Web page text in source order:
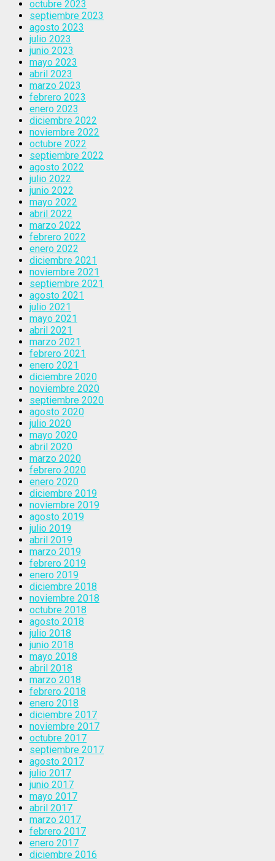
octubre 2023
septiembre 2023
agosto 2023
julio 2023
junio 2023
mayo 2023
abril 2023
marzo 2023
febrero 2023
enero 2023
diciembre 2022
noviembre 2022
octubre 2022
septiembre 2022
agosto 2022
julio 2022
junio 2022
mayo 2022
abril 2022
marzo 2022
febrero 2022
enero 2022
diciembre 2021
noviembre 2021
septiembre 2021
agosto 2021
julio 2021
mayo 2021
abril 2021
marzo 2021
febrero 2021
enero 2021
diciembre 2020
noviembre 2020
septiembre 2020
agosto 2020
julio 2020
mayo 2020
abril 2020
marzo 2020
febrero 2020
enero 2020
diciembre 2019
noviembre 2019
agosto 2019
julio 2019
abril 2019
marzo 2019
febrero 2019
enero 2019
diciembre 2018
noviembre 2018
octubre 2018
agosto 2018
julio 2018
junio 2018
mayo 2018
abril 2018
marzo 2018
febrero 2018
enero 2018
diciembre 2017
noviembre 2017
octubre 2017
septiembre 2017
agosto 2017
julio 2017
junio 2017
mayo 2017
abril 2017
marzo 2017
febrero 2017
enero 2017
diciembre 2016